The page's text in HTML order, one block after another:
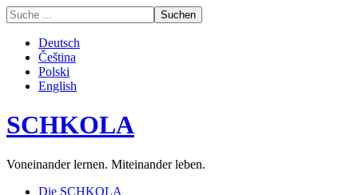
Deutsch
Čeština
Polski
English
SCHKOLA
Voneinander lernen. Miteinander leben.
Die SCHKOLA